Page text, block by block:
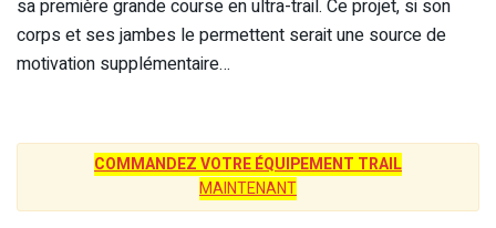
sa première grande course en ultra-trail. Ce projet, si son
corps et ses jambes le permettent serait une source de
motivation supplémentaire…
COMMANDEZ VOTRE ÉQUIPEMENT TRAIL
MAINTENANT